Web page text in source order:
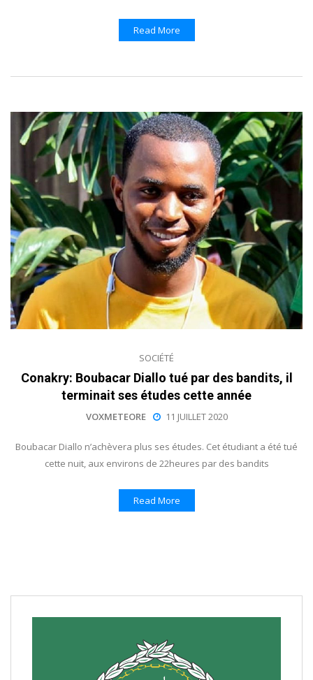
Read More
SOCIÉTÉ
Conakry: Boubacar Diallo tué par des bandits, il
terminait ses études cette année
VOXMETEORE 11 JUILLET 2020
Boubacar Diallo n’achèvera plus ses études. Cet étudiant a été tué
cette nuit, aux environs de 22heures par des bandits
Read More